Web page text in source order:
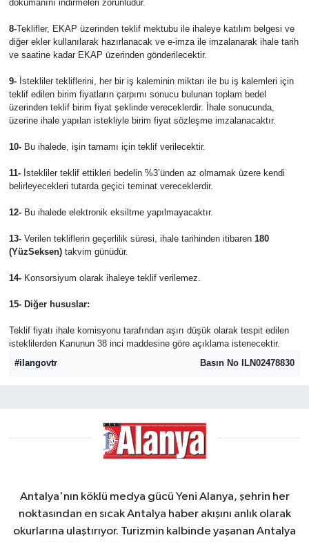
dokümanını indirmeleri zorunludur.
8-Teklifler, EKAP üzerinden teklif mektubu ile ihaleye katılım belgesi ve
diğer ekler kullanılarak hazırlanacak ve e-imza ile imzalanarak ihale tarih
ve saatine kadar EKAP üzerinden gönderilecektir.
9-İstekliler tekliflerini, her bir iş kaleminin miktarı ile bu iş kalemleri için
teklif edilen birim fiyatların çarpımı sonucu bulunan toplam bedel
üzerinden teklif birim fiyat şeklinde vereceklerdir. İhale sonucunda,
üzerine ihale yapılan istekliyle birim fiyat sözleşme imzalanacaktır.
10-Bu ihalede, işin tamamı için teklif verilecektir.
11-İstekliler teklif ettikleri bedelin %3’ünden az olmamak üzere kendi
belirleyecekleri tutarda geçici teminat vereceklerdir.
12-Bu ihalede elektronik eksiltme yapılmayacaktır.
13-Verilen tekliflerin geçerlilik süresi, ihale tarihinden itibaren 180
(YüzSeksen)takvim günüdür.
14-Konsorsiyum olarak ihaleye teklif verilemez.
15- Diğer hususlar:
Teklif fiyatı ihale komisyonu tarafından aşırı düşük olarak tespit edilen
isteklilerden Kanunun 38 inci maddesine göre açıklama istenecektir.
#ilangovtr
Basın No ILN02478830
Antalya'nın köklü medya gücü Yeni Alanya, şehrin her
noktasından en sıcak Antalya haber akışını anlık olarak
okurlarına ulaştırıyor. Turizmin kalbinde yaşanan Antalya